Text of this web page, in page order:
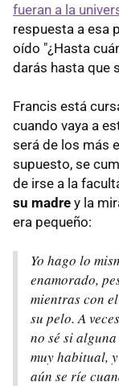
fueran a la
respuesta a esa
oído "¿Hasta
darás hasta que
Francis está
cuando vaya a
será de los más
supuesto, se
de irse a la
su madre y la
era pequeño:
Yo hago lo
enamorado,
mientras con
su pelo. A
no sé si
muy habitual,
aún se ríe